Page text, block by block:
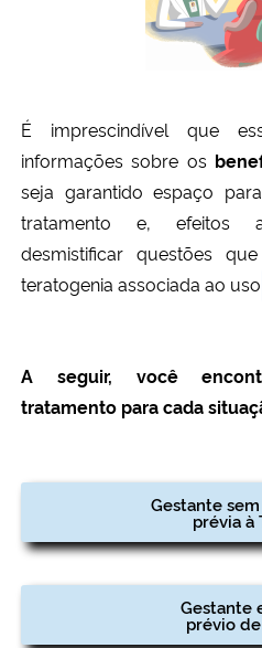
É imprescindível que
informações sobre os
seja garantido espaço
tratamento e, efeitos
desmistificar questões
teratogenia associada ao
A seguir, você
tratamento para cada
Gestante
prévia à
Gestante
prévio de